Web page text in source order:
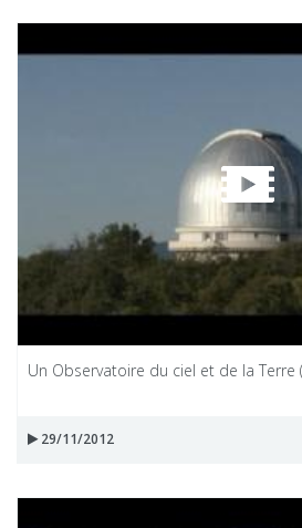
Un Observatoire du ciel et de la Terre
29/11/2012